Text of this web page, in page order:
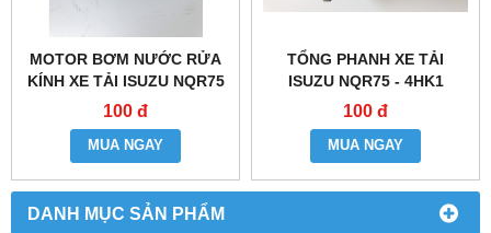
DANH MỤC SẢN PHẨM
MOTOR BƠM NƯỚC RỬA
KÍNH XE TẢI ISUZU NQR75
- 4HK1
100 đ
MUA NGAY
TỔNG PHANH XE TẢI
ISUZU NQR75 - 4HK1
100 đ
MUA NGAY